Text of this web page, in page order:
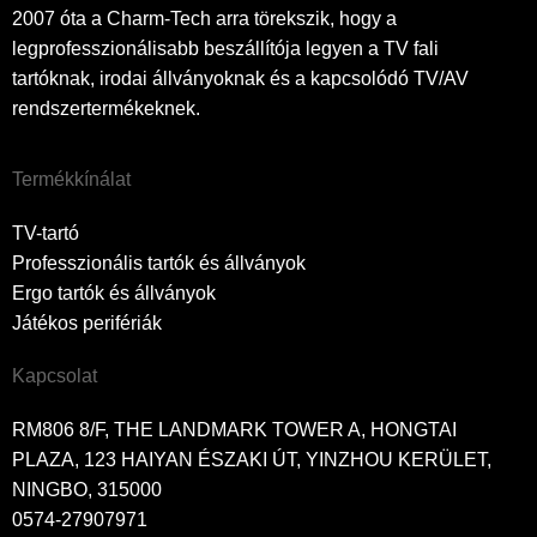
2007 óta a Charm-Tech arra törekszik, hogy a
legprofesszionálisabb beszállítója legyen a TV fali
tartóknak, irodai állványoknak és a kapcsolódó TV/AV
rendszertermékeknek.
Termékkínálat
TV-tartó
Professzionális tartók és állványok
Ergo tartók és állványok
Játékos perifériák
Kapcsolat
RM806 8/F, THE LANDMARK TOWER A, HONGTAI
PLAZA, 123 HAIYAN ÉSZAKI ÚT, YINZHOU KERÜLET,
NINGBO, 315000
0574-27907971